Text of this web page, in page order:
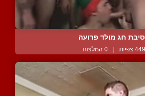
חג מולד פרועה
צפיות | 0 המלצות